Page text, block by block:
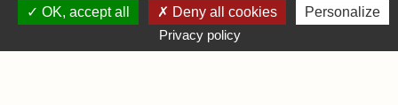
MON COMPTE
Se connecter
OK, accept all
Deny all cookies
Personalize
Privacy policy